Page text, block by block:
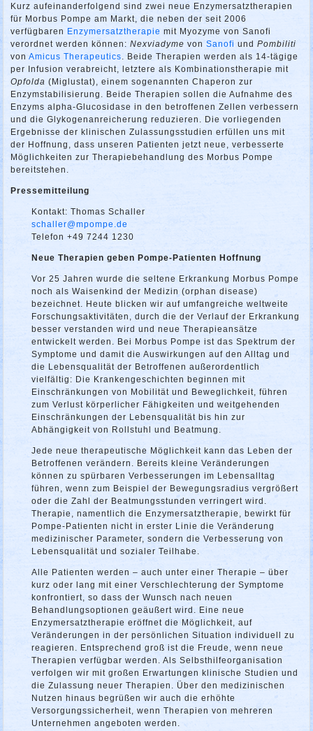
Kurz aufeinanderfolgend sind zwei neue Enzymersatztherapien
für Morbus Pompe am Markt, die neben der seit 2006
verfügbaren Enzymersatztherapie mit Myozyme von Sanofi
verordnet werden können:Nexviadyme vonSanofi undPombiliti
vonAmicus Therapeutics
. Beide Therapien werden als 14-tägige
per Infusion verabreicht, letztere als Kombinationstherapie mit
Opfolda (Miglustat), einem sogenannten Chaperon zur
Enzymstabilisierung. Beide Therapien sollen die Aufnahme des
Enzyms alpha-Glucosidase in den betroffenen Zellen verbessern
und die Glykogenanreicherung reduzieren. Die vorliegenden
Ergebnisse der klinischen Zulassungsstudien erfüllen uns mit
der Hoffnung, dass unseren Patienten jetzt neue, verbesserte
Möglichkeiten zur Therapiebehandlung des Morbus Pompe
bereitstehen.
Pressemitteilung
Kontakt: Thomas Schaller
schaller@mpompe.de
Telefon +49 7244 1230
Neue Therapien geben Pompe-Patienten Hoffnung
Vor 25 Jahren wurde die seltene Erkrankung Morbus Pompe
noch als Waisenkind der Medizin (orphan disease)
bezeichnet. Heute blicken wir auf umfangreiche weltweite
Forschungsaktivitäten, durch die der Verlauf der Erkrankung
besser verstanden wird und neue Therapieansätze
entwickelt werden. Bei Morbus Pompe ist das Spektrum der
Symptome und damit die Auswirkungen auf den Alltag und
die Lebensqualität der Betroffenen außerordentlich
vielfältig: Die Krankengeschichten beginnen mit
Einschränkungen von Mobilität und Beweglichkeit, führen
zum Verlust körperlicher Fähigkeiten und weitgehenden
Einschränkungen der Lebensqualität bis hin zur
Abhängigkeit von Rollstuhl und Beatmung.
Jede neue therapeutische Möglichkeit kann das Leben der
Betroffenen verändern. Bereits kleine Veränderungen
können zu spürbaren Verbesserungen im Lebensalltag
führen, wenn zum Beispiel der Bewegungsradius vergrößert
oder die Zahl der Beatmungsstunden verringert wird.
Therapie, namentlich die Enzymersatztherapie, bewirkt für
Pompe-Patienten nicht in erster Linie die Veränderung
medizinischer Parameter, sondern die Verbesserung von
Lebensqualität und sozialer Teilhabe.
Alle Patienten werden – auch unter einer Therapie – über
kurz oder lang mit einer Verschlechterung der Symptome
konfrontiert, so dass der Wunsch nach neuen
Behandlungsoptionen geäußert wird. Eine neue
Enzymersatztherapie eröffnet die Möglichkeit, auf
Veränderungen in der persönlichen Situation individuell zu
reagieren. Entsprechend groß ist die Freude, wenn neue
Therapien verfügbar werden. Als Selbsthilfeorganisation
verfolgen wir mit großen Erwartungen klinische Studien und
die Zulassung neuer Therapien. Über den medizinischen
Nutzen hinaus begrüßen wir auch die erhöhte
Versorgungssicherheit, wenn Therapien von mehreren
Unternehmen angeboten werden.